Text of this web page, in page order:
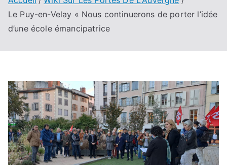
Le Puy-en-Velay « Nous continuerons de porter l’idée
d’une école émancipatrice